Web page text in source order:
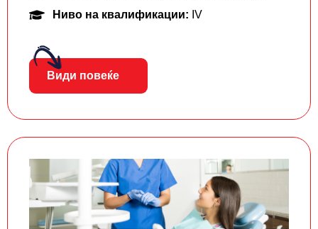
Ниво на квалификации: IV
Види повеќе